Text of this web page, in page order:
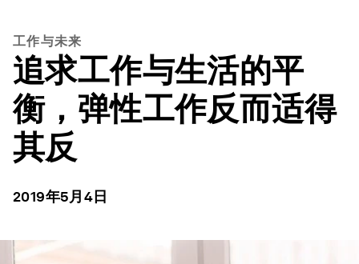
工作与未来
追求工作与生活的平
衡，弹性工作反而适得
其反
2019年5月4日